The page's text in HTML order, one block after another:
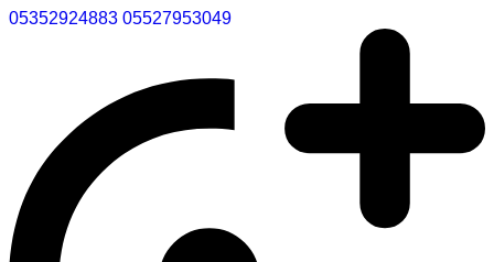
05352924883 05527953049